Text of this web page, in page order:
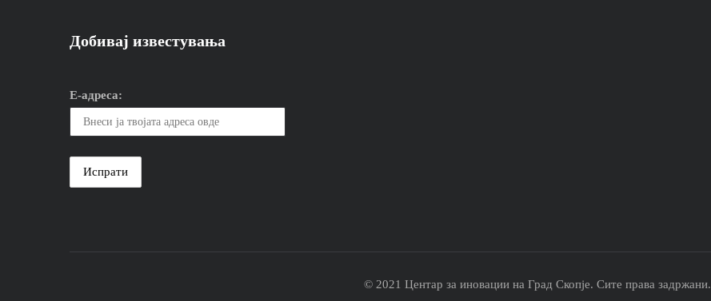
Добивај известувања
Е-адреса:
© 2021 Центар за иновации на Град Скопје. Сите права задржани.